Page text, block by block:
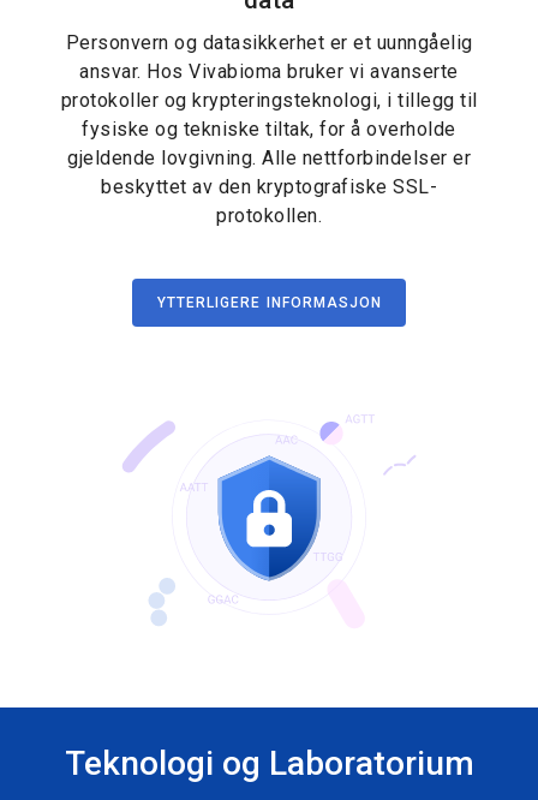
Personvern og datasikkerhet er et uunngåelig
ansvar. Hos Vivabioma bruker vi avanserte
protokoller og krypteringsteknologi, i tillegg til
fysiske og tekniske tiltak, for å overholde
gjeldende lovgivning. Alle nettforbindelser er
beskyttet av den kryptografiske SSL-
protokollen.
YTTERLIGERE INFORMASJON
Teknologi og Laboratorium